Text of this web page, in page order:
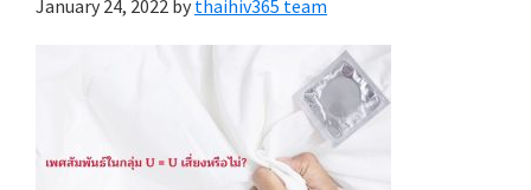
January 24, 2022 by thaihiv365 team